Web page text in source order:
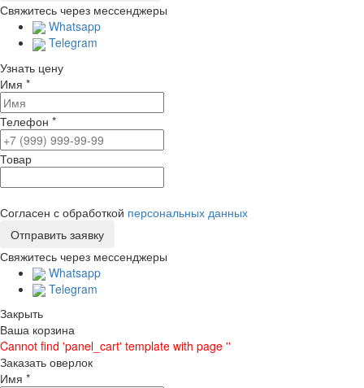
Свяжитесь через мессенджеры
Whatsapp
Telegram
Узнать цену
Имя *
Телефон *
Товар
Согласен с обработкой персональных данных
Свяжитесь через мессенджеры
Whatsapp
Telegram
Закрыть
Ваша корзина
Cannot find 'panel_cart' template with page ''
Заказать оверлок
Имя *